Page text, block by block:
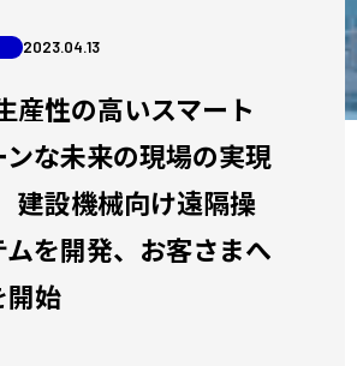
2023.04.13
産性の高いスマート
ンな未来の現場の実現
設機械向け遠隔操
を開発、お客さまへ
開始